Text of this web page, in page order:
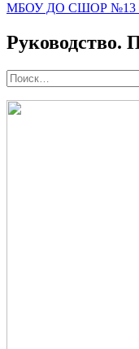
МБОУ ДО СШОР №13
Руководство.
Поиск
по: